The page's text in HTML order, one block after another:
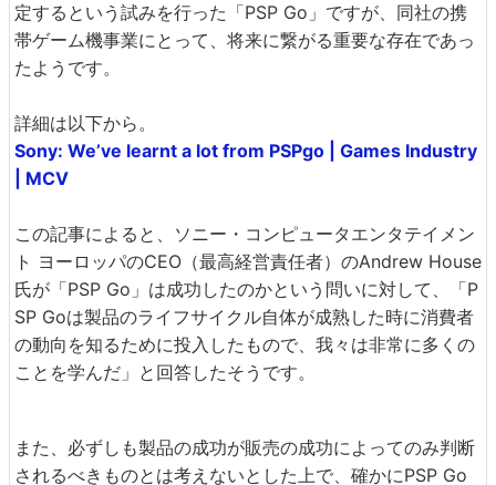
定するという試みを行った「PSP Go」ですが、同社の携
帯ゲーム機事業にとって、将来に繋がる重要な存在であっ
たようです。
詳細は以下から。
Sony: We’ve learnt a lot from PSPgo | Games Industry
| MCV
この記事によると、ソニー・コンピュータエンタテイメン
ト ヨーロッパのCEO（最高経営責任者）のAndrew House
氏が「PSP Go」は成功したのかという問いに対して、「P
SP Goは製品のライフサイクル自体が成熟した時に消費者
の動向を知るために投入したもので、我々は非常に多くの
ことを学んだ」と回答したそうです。
また、必ずしも製品の成功が販売の成功によってのみ判断
されるべきものとは考えないとした上で、確かにPSP Go